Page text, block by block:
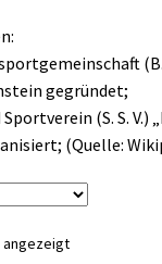
(B.
gegründet;
Sportverein (S. S.
(Quelle:
angezeigt